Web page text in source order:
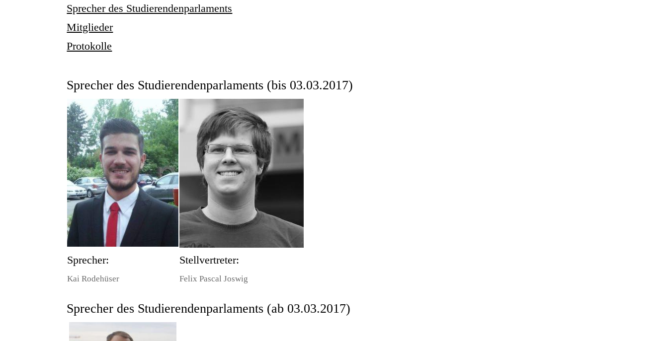
Sprecher des Studierendenparlaments
Mitglieder
Protokolle
Sprecher des Studierendenparlaments (bis 03.03.2017)
Sprecher:
Kai Rodehüser
Stellvertreter:
Felix Pascal Joswig
Sprecher des Studierendenparlaments (ab 03.03.2017)